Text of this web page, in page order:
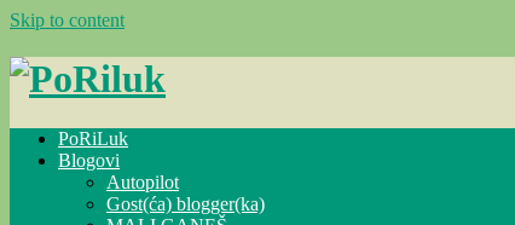
Skip to content
PoRiLuk
Blogovi
Autopilot
Gost(ća) blogger(ka)